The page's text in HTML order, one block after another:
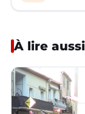
À lire aussi